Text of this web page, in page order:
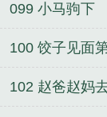
099 小马驹下
100 饺子见面
102 赵爸赵妈